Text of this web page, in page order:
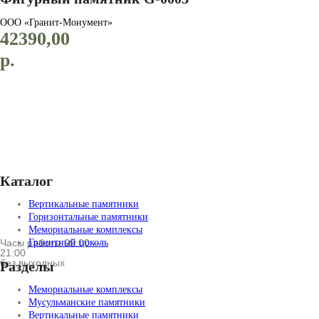
ООО «Гранит-Монумент»
42390,00
р.
Часы работы 09:00 —
21:00
без выходных
Каталог
Вертикальные памятники
Горизонтальные памятники
Мемориальные комплексы
Гранитный цоколь
Разделы
Мемориальные комплексы
Мусульманские памятники
Вертикальные памятники